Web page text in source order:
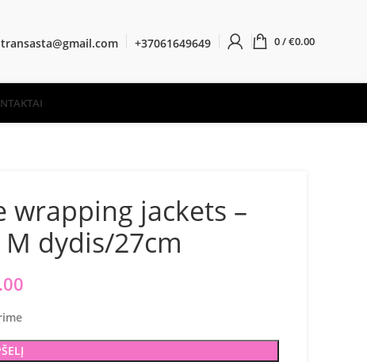
transasta@gmail.com +37061649649 0/€0.00
wrapping jackets –
dydis/27cm